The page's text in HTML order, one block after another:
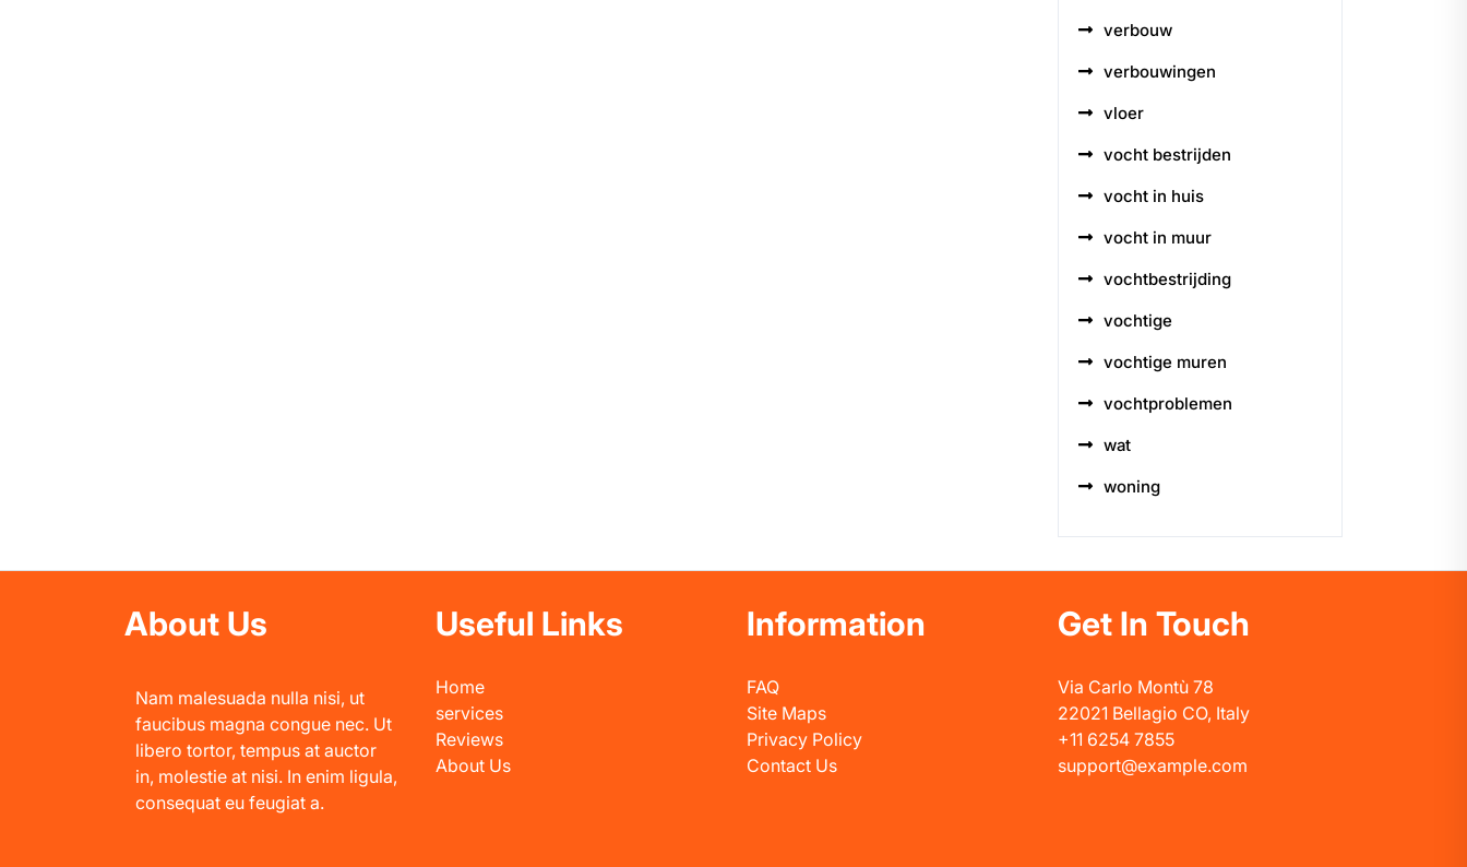
verbouw
verbouwingen
vloer
vocht bestrijden
vocht in huis
vocht in muur
vochtbestrijding
vochtige
vochtige muren
vochtproblemen
wat
woning
About Us
Nam malesuada nulla nisi, ut
faucibus magna congue nec. Ut
libero tortor, tempus at auctor
in, molestie at nisi. In enim ligula,
consequat eu feugiat a.
Useful Links
Home
services
Reviews
About Us
Information
FAQ
Site Maps
Privacy Policy
Contact Us
Get In Touch
Via Carlo Montù 78
22021 Bellagio CO, Italy
+11 6254 7855
support@example.com